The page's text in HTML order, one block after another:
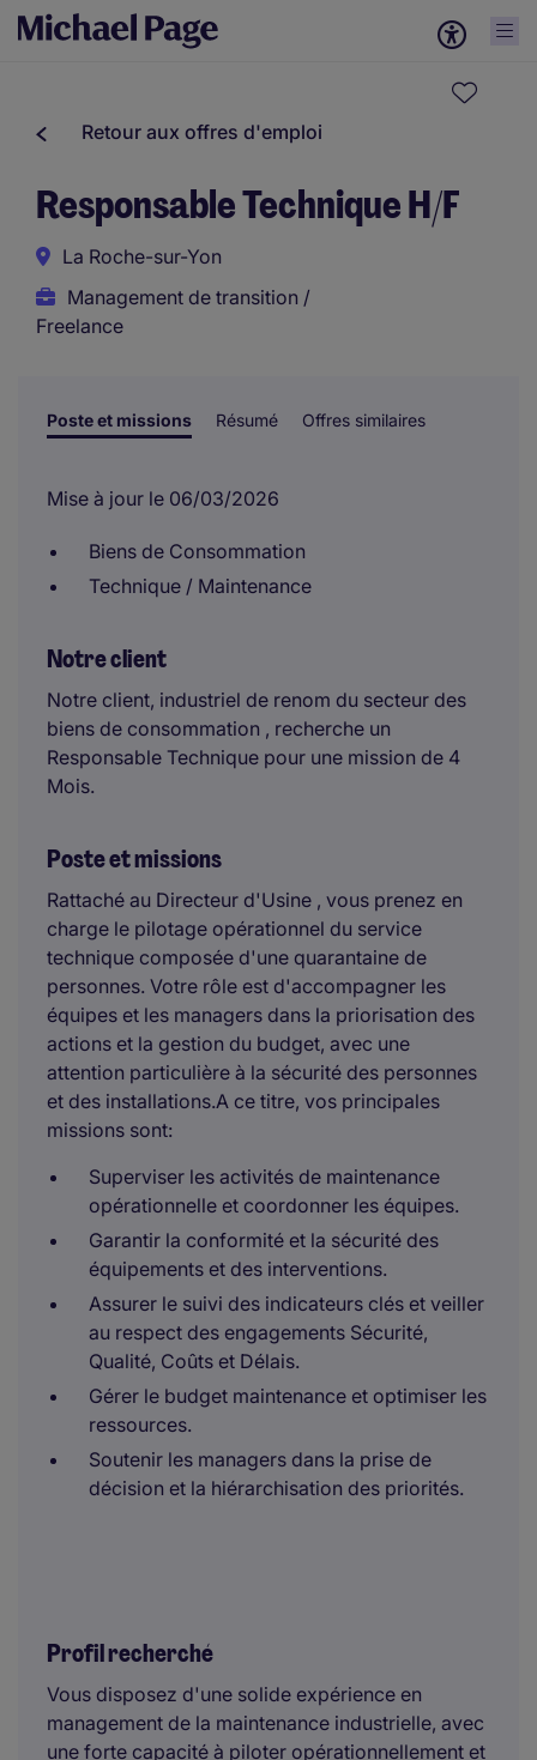
Retour aux offres d'emploi
Responsable Technique H/F
La Roche-sur-Yon
Management de transition /
Freelance
Poste et missions Résumé Offres similaires
Mise à jour le 06/03/2026
Biens de Consommation
Technique / Maintenance
Notre client
Notre client, industriel de renom du secteur des
biens de consommation , recherche un
Responsable Technique pour une mission de 4
Mois.
Poste et missions
Rattaché au Directeur d'Usine , vous prenez en
charge le pilotage opérationnel du service
technique composée d'une quarantaine de
personnes. Votre rôle est d'accompagner les
équipes et les managers dans la priorisation des
actions et la gestion du budget, avec une
attention particulière à la sécurité des personnes
et des installations.A ce titre, vos principales
missions sont:
Superviser les activités de maintenance
opérationnelle et coordonner les équipes.
Garantir la conformité et la sécurité des
équipements et des interventions.
Assurer le suivi des indicateurs clés et veiller
au respect des engagements Sécurité,
Qualité, Coûts et Délais.
Gérer le budget maintenance et optimiser les
ressources.
Soutenir les managers dans la prise de
décision et la hiérarchisation des priorités.
Profil recherché
Vous disposez d'une solide expérience en
management de la maintenance industrielle, avec
une forte capacité à piloter opérationnellement et